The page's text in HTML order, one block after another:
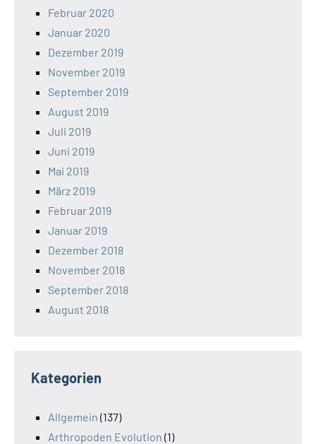
Februar 2020
Januar 2020
Dezember 2019
November 2019
September 2019
August 2019
Juli 2019
Juni 2019
Mai 2019
März 2019
Februar 2019
Januar 2019
Dezember 2018
November 2018
September 2018
August 2018
Kategorien
Allgemein (137)
Arthropoden Evolution (1)